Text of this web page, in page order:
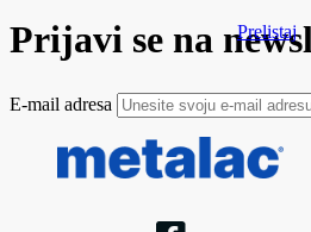
Prelistaj
Prijavi se na
E-mail adresa